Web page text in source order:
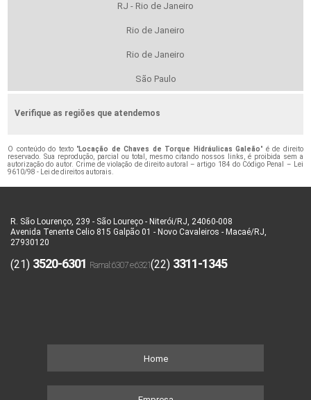
RJ - Rio de Janeiro
Rio de Janeiro
Rio de Janeiro
São Paulo
Verifique as regiões que atendemos
O conteúdo do texto "Locação de Chaves de Torque Hidráulicas Galeão" é de direito
reservado. Sua reprodução, parcial ou total, mesmo citando nossos links, é proibida sem a
autorização do autor. Crime de violação de direito autoral – artigo 184 do Código Penal – Lei
9610/98 - Lei de direitos autorais.
R. São Lourenço, 239 - São Loureço - Niterói/RJ, 24060-008
Avenida Tenente Celio 815 Galpão 01 - Novo Cavaleiros - Macaé/RJ,
27930120
(21) 3520-6301 (22) 3311-1345
Home